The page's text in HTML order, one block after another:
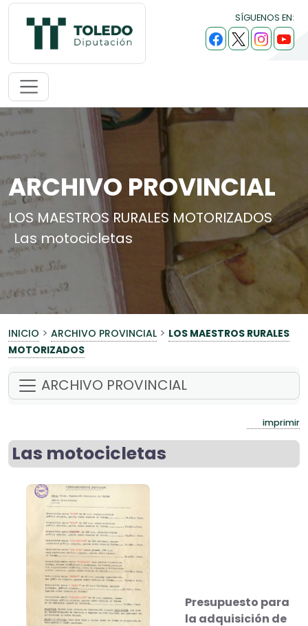
SÍGUENOS EN:
ARCHIVO PROVINCIAL
LOS MAESTROS RURALES MOTORIZADOS
Las motocicletas
INICIO > ARCHIVO PROVINCIAL > LOS MAESTROS RURALES
MOTORIZADOS
ARCHIVO PROVINCIAL
imprimir
Las motocicletas
Presupuesto para
la adquisición de